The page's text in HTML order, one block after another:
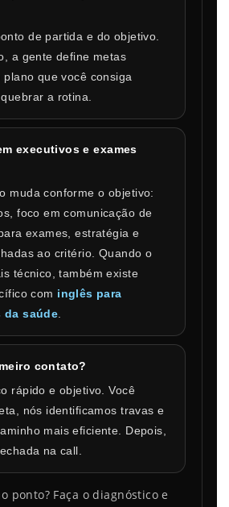
de partida e do objetivo.
a gente define metas
plano que você consiga
a rotina.
executivos e exames
muda conforme o objetivo:
foco em comunicação de
exames, estratégia e
ao critério. Quando o
técnico, também existe
com inglês para
saúde
contato?
rápido e objetivo. Você
nós identificamos travas e
mais eficiente. Depois,
na call.
ponto? Faça o diagnóstico e